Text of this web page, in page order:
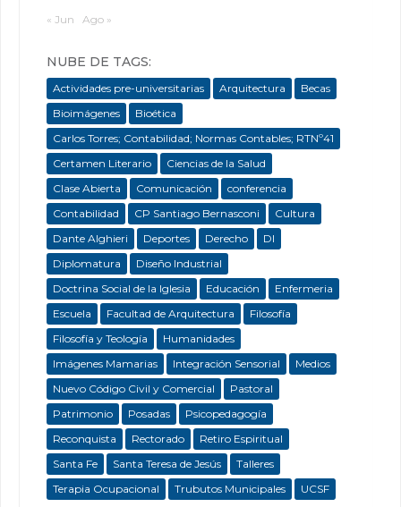
« Jun Ago »
NUBE DE TAGS:
Actividades pre-universitarias Arquitectura
Becas
Bioimágenes
Bioética
Carlos Torres; Contabilidad; Normas Contables; RTNº41
Certamen Literario
Ciencias de la Salud
Clase Abierta
Comunicación
conferencia
Contabilidad
CP Santiago Bernasconi
Cultura
Dante Alghieri
Deportes Derecho
DI
Diplomatura
Diseño Industrial
Doctrina Social de la Iglesia
Educación
Enfermeria
Escuela
Facultad de Arquitectura
Filosofía
Filosofía y Teología
Humanidades
Imágenes Mamarias
Integración Sensorial
Medios
Nuevo Código Civil y Comercial
Pastoral
Patrimonio
Posadas
Psicopedagogía
Reconquista
Rectorado
Retiro Espiritual
Santa Fe
Santa Teresa de Jesús
Talleres
Terapia Ocupacional
Trubutos Municipales UCSF